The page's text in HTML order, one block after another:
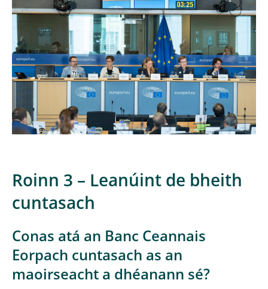
Roinn 3 – Leanúint de bheith
cuntasach
Conas atá an Banc Ceannais
Eorpach cuntasach as an
maoirseacht a dhéanann sé?